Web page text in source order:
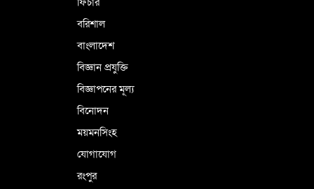
বরিশাল
বাংলাদেশ
বিজ্ঞান প্রযুক্তি
বিজ্ঞাপনের মূল্য
বিনোদন
ময়মনসিংহ
যোগাযোগ
রংপুর